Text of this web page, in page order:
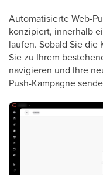
Automatisierte Web-
konzipiert, innerhalb
laufen. Sobald Sie die
Sie zu Ihrem
navigieren und Ihre
Push-Kampagne